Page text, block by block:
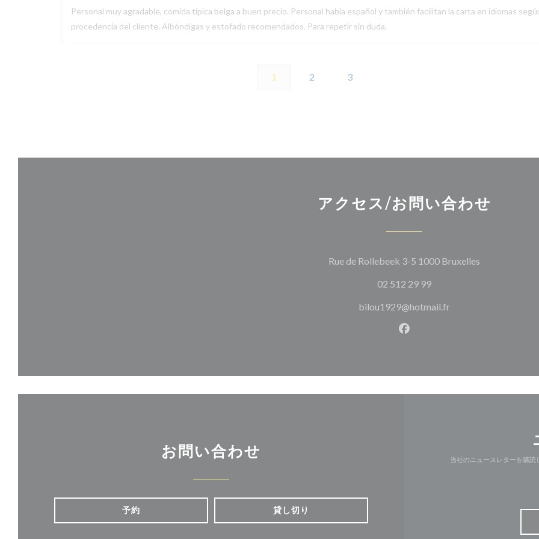
Personal muy agradable, comida típica belga a buen precio. Personal habla español y también facilitan la carta en idiomas
procedencia del cliente. Albóndigas y estofado recomendados. Para repetir sin duda.
1 2 3
アクセス/お問い合わせ
Rue de Rollebeek 3-5 1000 Bruxelles
02 512 29 99
bilou1929@hotmail.fr
Facebook ((新しいウィンド
お問い合わせ
予約 貸し切り
当社のニュースレターを購